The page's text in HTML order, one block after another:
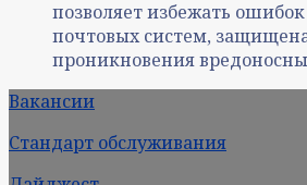
позволяет избежать ошибок
почтовых систем,
проникновения
Вакансии
Стандарт обслуживания